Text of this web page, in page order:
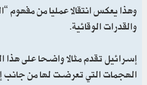
وهذا يعكس انتقالا عمليا من مفهوم
والقدرات الوقائية.
إسرائيل تقدم مثالا واضحا على
الهجمات التي تعرضت لها من جانب